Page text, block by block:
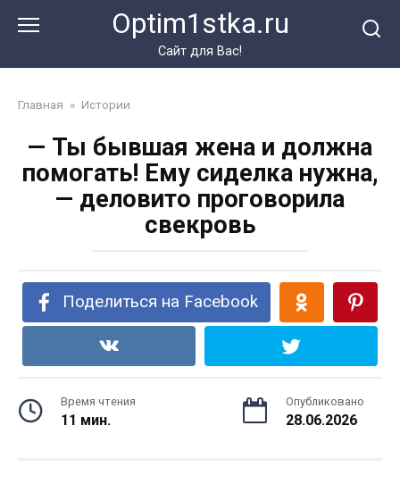
Optim1stka.ru
Сайт для Вас!
Главная » Истории
— Ты бывшая жена и должна
помогать! Ему сиделка нужна,
— деловито проговорила
свекровь
Поделиться на Facebook
Время чтения
11 мин.
Опубликовано
28.06.2026